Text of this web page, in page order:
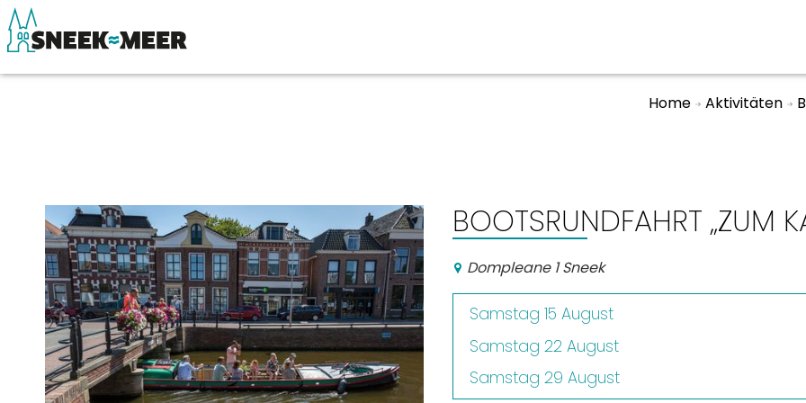
Sneek besuchen
Highlights
Sehenswürdigkeiten
Wassersport
Übernachten
Einkaufen
Home Aktivitäten
BOOTSRUNDFAHRT „ZUM
Dompleane 1 Sneek
Samstag 15 August
Samstag 22 August
Samstag 29 August